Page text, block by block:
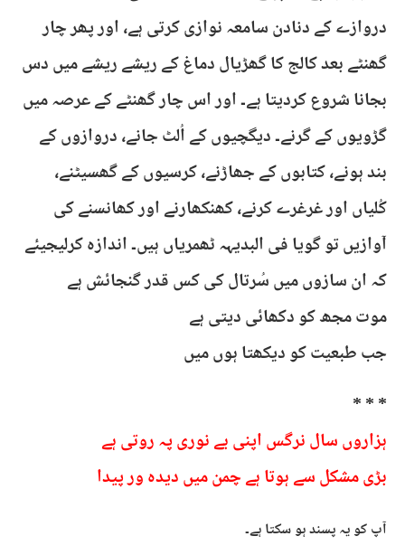
دروازے کے دنادن سامعہ نوازی کرتی ہے، اور پھر چار
گھنٹے بعد کالج کا گھڑیال دماغ کے ریشے ریشے میں دس
بجانا شروع کردیتا ہے۔ اور اس چار گھنٹے کے عرصہ میں
گڑویوں کے گرنے۔ دیگچیوں کے اُلٹ جانے، دروازوں کے
بند ہونے، کتابوں کے جھاڑنے، کرسیوں کے گھسیٹنے،
کُلیاں اور غرغرے کرنے، کھنکھارنے اور کھانسنے کی
آوازیں تو گویا فی البدیہہ ٹھمریاں ہیں۔ اندازہ کرلیجیئے
کہ ان سازوں میں سُرتال کی کس قدر گنجائش ہے
موت مجھ کو دکھائی دیتی ہے
جب طبعیت کو دیکھتا ہوں میں
* * *
ہزاروں سال نرگس اپنی بے نوری پہ روتی ہے
بڑی مشکل سے ہوتا ہے چمن میں دیدہ ور پیدا
آپ کو یہ پسند ہو سکتا ہے۔